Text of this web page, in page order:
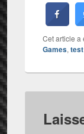
Cet article a
Games, test